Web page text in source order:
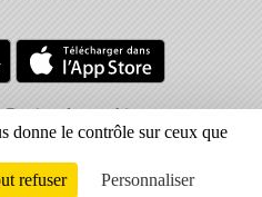
Gestion des cookies
un contenu inapproprié
Connexion
donne le contrôle sur ceux que
refuser Personnaliser